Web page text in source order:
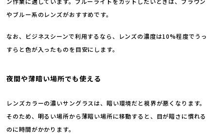
やブルー系のレンズがおすすめです。
なお、ビジネスシーンで利用するなら、レンズの濃度は10%程度でうっ
すらと色が入ったものを目安にします。
夜間や薄暗い場所でも使える
レンズカラーの濃いサングラスは、暗い環境だと視界が悪くなります。
そのため、明るい場所から薄暗い場所に移動すると、目が暗さに慣れる
のに時間がかかります。